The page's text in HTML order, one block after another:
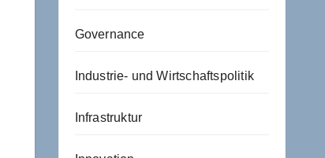
Governance
Industrie- und Wirtschaftspolitik
Infrastruktur